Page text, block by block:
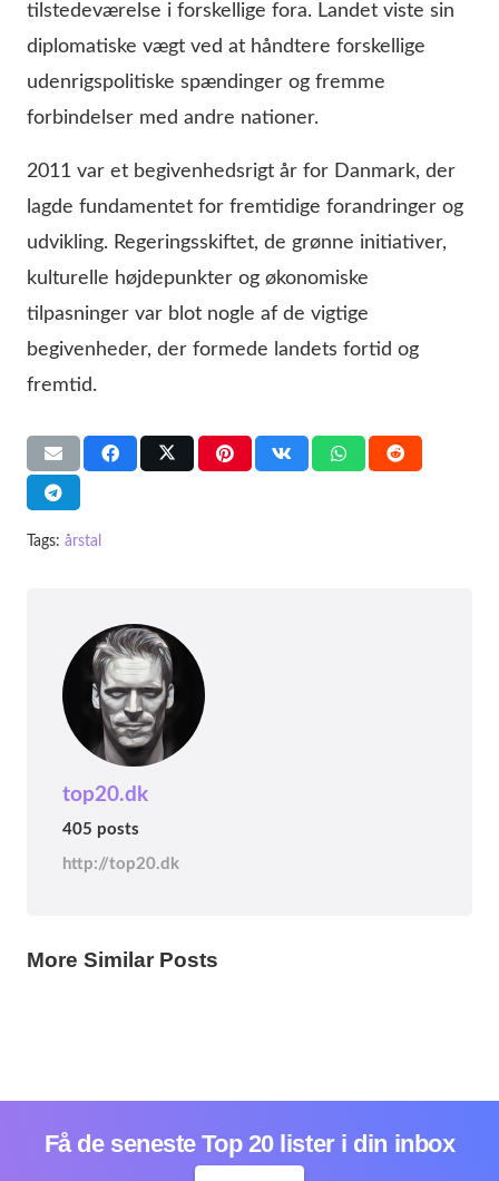
tilstedeværelse i forskellige fora. Landet viste sin
diplomatiske vægt ved at håndtere forskellige
udenrigspolitiske spændinger og fremme
forbindelser med andre nationer.
2011 var et begivenhedsrigt år for Danmark, der
lagde fundamentet for fremtidige forandringer og
udvikling. Regeringsskiftet, de grønne initiativer,
kulturelle højdepunkter og økonomiske
tilpasninger var blot nogle af de vigtige
begivenheder, der formede landets fortid og
fremtid.
Tags: årstal
top20.dk
405 posts
http://top20.dk
More Similar Posts
1 year ago
1 year ago
Få de seneste Top 20 lister i din inbox